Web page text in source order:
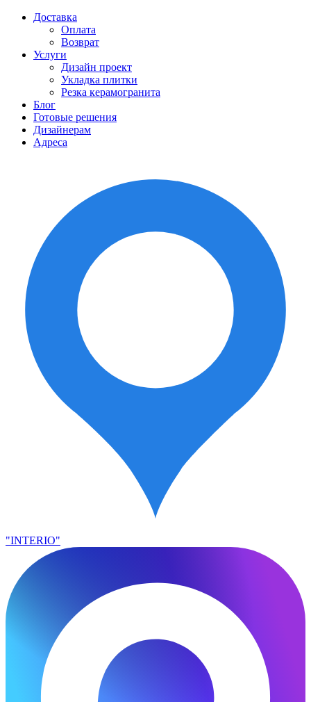
Доставка
Оплата
Возврат
Услуги
Дизайн проект
Укладка плитки
Резка керамогранита
Блог
Готовые решения
Дизайнерам
Адреса
"INTERIO"